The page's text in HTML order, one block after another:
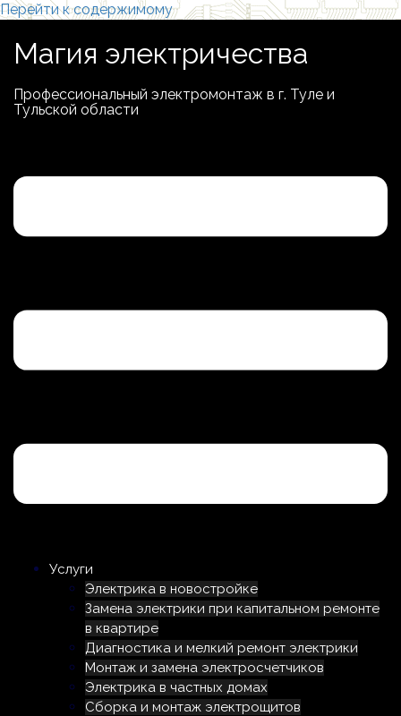
Перейти к содержимому
Магия электричества
Профессиональный электромонтаж в г. Туле и
Тульской области
Услуги
Электрика в новостройке
Замена электрики при капитальном ремонте
в квартире
Диагностика и мелкий ремонт электрики
Монтаж и замена электросчетчиков
Электрика в частных домах
Сборка и монтаж электрощитов